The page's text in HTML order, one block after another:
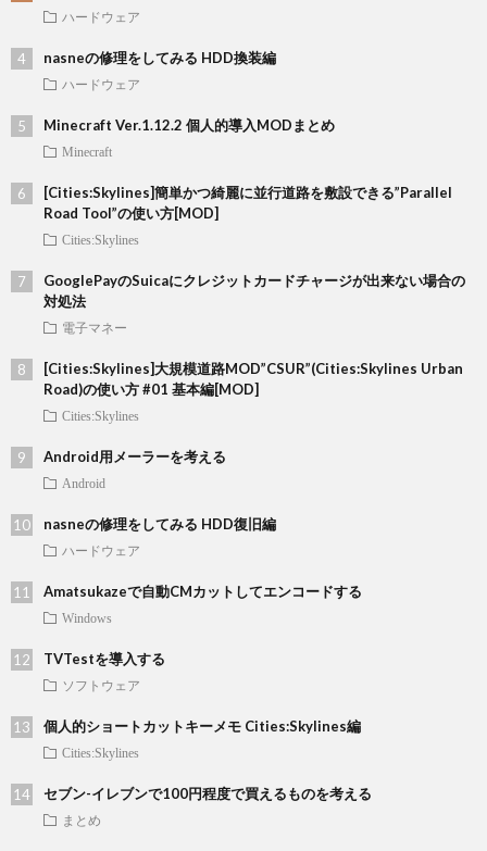
ハードウェア
nasneの修理をしてみる HDD換装編
ハードウェア
Minecraft Ver.1.12.2 個人的導入MODまとめ
Minecraft
[Cities:Skylines]簡単かつ綺麗に並行道路を敷設できる”Parallel
Road Tool”の使い方[MOD]
Cities:Skylines
GooglePayのSuicaにクレジットカードチャージが出来ない場合の
対処法
電子マネー
[Cities:Skylines]大規模道路MOD”CSUR”(Cities:Skylines Urban
Road)の使い方 #01 基本編[MOD]
Cities:Skylines
Android用メーラーを考える
Android
nasneの修理をしてみる HDD復旧編
ハードウェア
Amatsukazeで自動CMカットしてエンコードする
Windows
TVTestを導入する
ソフトウェア
個人的ショートカットキーメモ Cities:Skylines編
Cities:Skylines
セブン-イレブンで100円程度で買えるものを考える
まとめ